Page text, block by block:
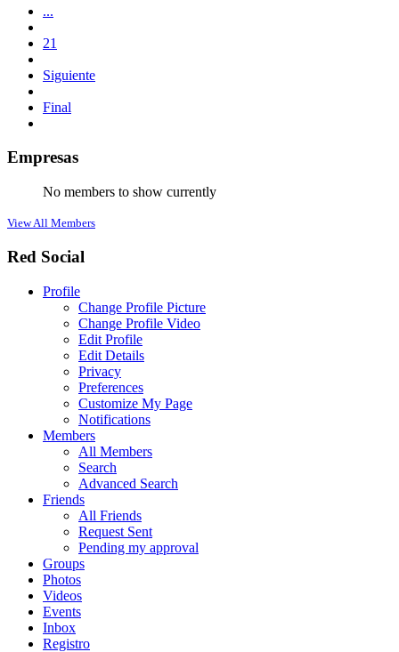
...
21
Siguiente
Final
Empresas
No members to show currently
View All Members
Red Social
Profile
Change Profile Picture
Change Profile Video
Edit Profile
Edit Details
Privacy
Preferences
Customize My Page
Notifications
Members
All Members
Search
Advanced Search
Friends
All Friends
Request Sent
Pending my approval
Groups
Photos
Videos
Events
Inbox
Registro